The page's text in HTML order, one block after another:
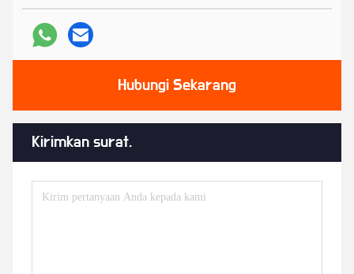
Hubungi Sekarang
Kirimkan surat.